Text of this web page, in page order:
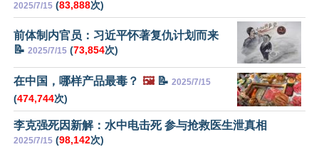
2025/7/15 (83,888次)
前体制内官员：习近平怀著复仇计划而来
📝 2025/7/15 (73,854次)
在中国，哪样产品最毒？ 🖼️📝 2025/7/15
(474,744次)
李克强死因新解：水中电击死 参与抢救医生泄真相
2025/7/15 (98,142次)